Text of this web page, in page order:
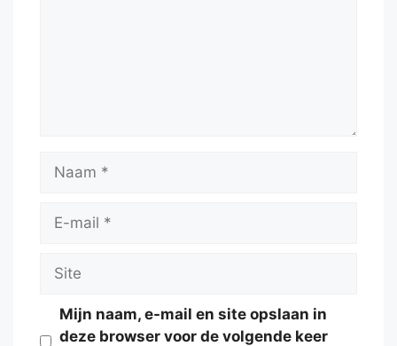
Naam
Site
Mijn naam, e-mail en site opslaan in
deze browser voor de volgende keer